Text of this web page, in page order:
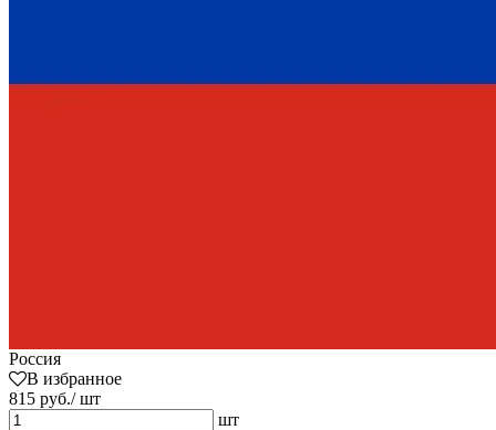
Россия
В избранное
815 руб./ шт
шт